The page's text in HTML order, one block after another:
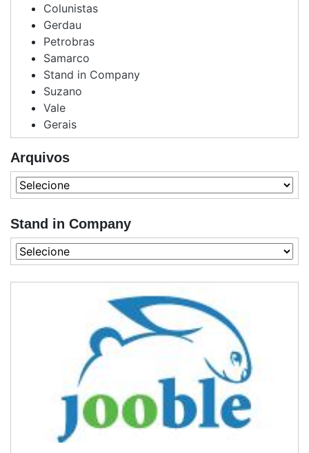
Colunistas
Gerdau
Petrobras
Samarco
Stand in Company
Suzano
Vale
Gerais
Arquivos
Stand in Company